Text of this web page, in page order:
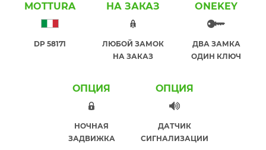
MOTTURA
DP 58171
НА ЗАКАЗ
ЛЮБОЙ ЗАМОК
НА ЗАКАЗ
ONEKEY
ДВА ЗАМКА
ОДИН КЛЮЧ
ОПЦИЯ
НОЧНАЯ
ЗАДВИЖКА
ОПЦИЯ
ДАТЧИК
СИГНАЛИЗАЦИИ